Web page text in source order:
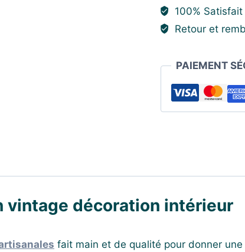
100%
Retour et
PAIEMENT
vintage décoration intérieur
fait main et de qualité pour donner